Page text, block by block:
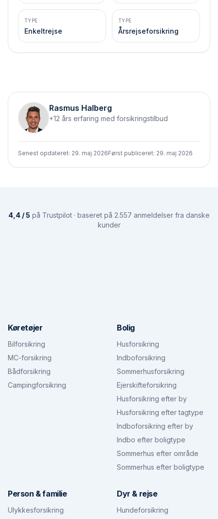
TYPE
Enkeltrejse
TYPE
Årsrejseforsikring
Rasmus Halberg
+12 års erfaring med forsikringstilbud
Senest opdateret: 29. maj 2026Først publiceret: 29. maj 2026
4,4 / 5 på Trustpilot · baseret på 2.557 anmeldelser fra danske
kunder
Køretøjer
Bilforsikring
MC-forsikring
Bådforsikring
Campingforsikring
Bolig
Husforsikring
Indboforsikring
Sommerhusforsikring
Ejerskifteforsikring
Husforsikring efter by
Husforsikring efter tagtype
Indboforsikring efter by
Indbo efter boligtype
Sommerhus efter område
Sommerhus efter boligtype
Person & familie
Ulykkesforsikring
Dyr & rejse
Hundeforsikring